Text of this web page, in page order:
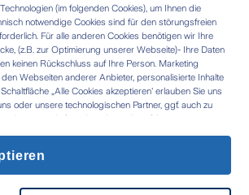
(im folgenden Cookies), um Ihnen die
notwendige Cookies sind für den störungsfreien
Für alle anderen Cookies benötigen wir Ihre
(z.B. zur Optimierung unserer Webseite)- Ihre Daten
keinen Rückschluss auf Ihre Person. Marketing
Webseiten anderer Anbieter, personalisierte Inhalte
„Alle Cookies akzeptieren' erlauben Sie uns
oder unsere technologischen Partner, ggf. auch zu
Tools (z.B. Google Analytics) kann es zu einer
über die Cookie Einstellungen mit Wirkung für die
finden Sie unter den folgenden Links